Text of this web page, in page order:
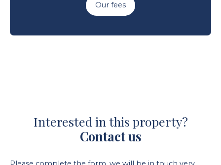
Our fees
Interested in this property?
Contact us